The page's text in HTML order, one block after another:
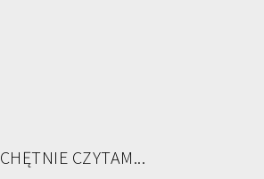
CHĘTNIE CZYTAM...